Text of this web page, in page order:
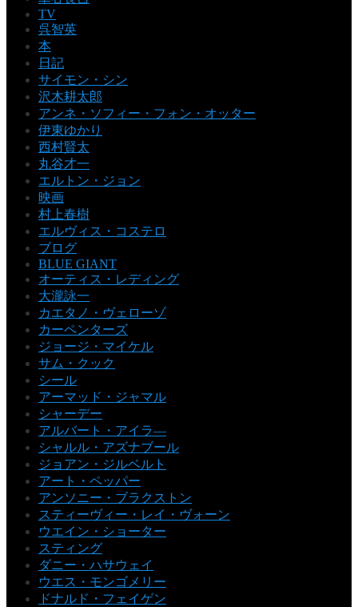
TV
呉智英
本
日記
サイモン・シン
沢木耕太郎
アンネ・ソフィー・フォン・オッター
伊東ゆかり
西村賢太
丸谷才一
エルトン・ジョン
映画
村上春樹
エルヴィス・コステロ
ブログ
BLUE GIANT
オーティス・レディング
大瀧詠一
カエタノ・ヴェローゾ
カーペンターズ
ジョージ・マイケル
サム・クック
シール
アーマッド・ジャマル
シャーデー
アルバート・アイラ―
シャルル・アズナブール
ジョアン・ジルベルト
アート・ペッパー
アンソニー・ブラクストン
スティーヴィー・レイ・ヴォーン
ウエイン・ショーター
スティング
ダニー・ハサウェイ
ウエス・モンゴメリー
ドナルド・フェイゲン